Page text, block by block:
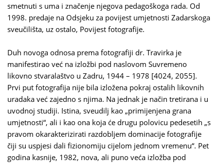
smetnuti s uma i značenje njegova pedagoškoga rada. Od
1998. predaje na Odsjeku za povijest umjetnosti Zadarskoga
sveučilišta, uz ostalo, Povijest fotografije.
Duh novoga odnosa prema fotografiji dr. Travirka je
manifestirao već na izložbi pod naslovom Suvremeno
likovno stvaralaštvo u Zadru, 1944 – 1978 [4024, 2055].
Prvi put fotografija nije bila izložena pokraj ostalih likovnih
uradaka već zajedno s njima. Na jednak je način tretirana i u
uvodnoj studiji. Istina, sveudilj kao „primijenjena grana
umjetnosti“, ali i kao ona koja će drugu polovicu pedesetih „s
pravom okarakterizirati razdobljem dominacije fotografije
čiji su uspjesi dali fizionomiju cijelom jednom vremenu“. Pet
godina kasnije, 1982, nova, ali puno veća izložba pod